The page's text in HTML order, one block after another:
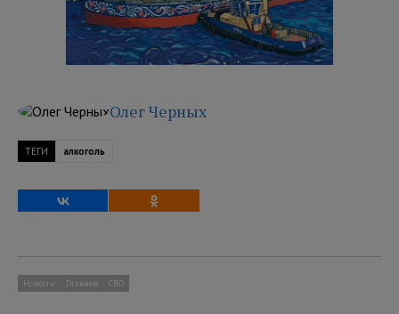
Олег Черных
ТЕГИ алкоголь
Новости Главное СВО